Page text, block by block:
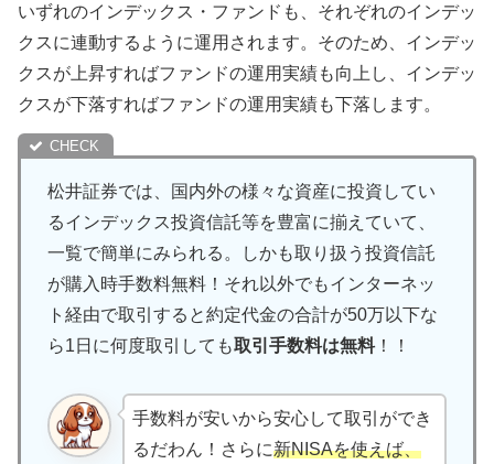
いずれのインデックス・ファンドも、それぞれのインデッ
クスに連動するように運用されます。そのため、インデッ
クスが上昇すればファンドの運用実績も向上し、インデッ
クスが下落すればファンドの運用実績も下落します。
松井証券では、国内外の様々な資産に投資してい
るインデックス投資信託等を豊富に揃えていて、
一覧で簡単にみられる。しかも取り扱う投資信託
が購入時手数料無料！それ以外でもインターネッ
ト経由で取引すると約定代金の合計が50万以下な
ら1日に何度取引しても取引手数料は無料！！
手数料が安いから安心して取引ができ
るだわん！さらに新NISAを使えば、